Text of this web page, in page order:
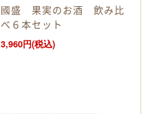
國盛 果実のお酒 飲み比
べ６本セット
3,960円(税込)